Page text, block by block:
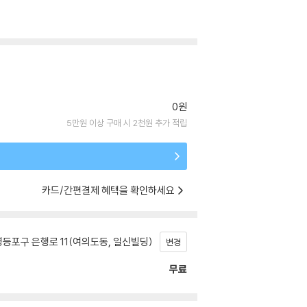
0원
5만원 이상 구매 시 2천원 추가 적립
카드/간편결제 혜택을 확인하세요
포구 은행로 11(여의도동, 일신빌딩) 변경
무료